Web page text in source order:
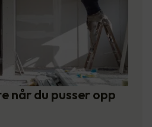
når du pusser opp